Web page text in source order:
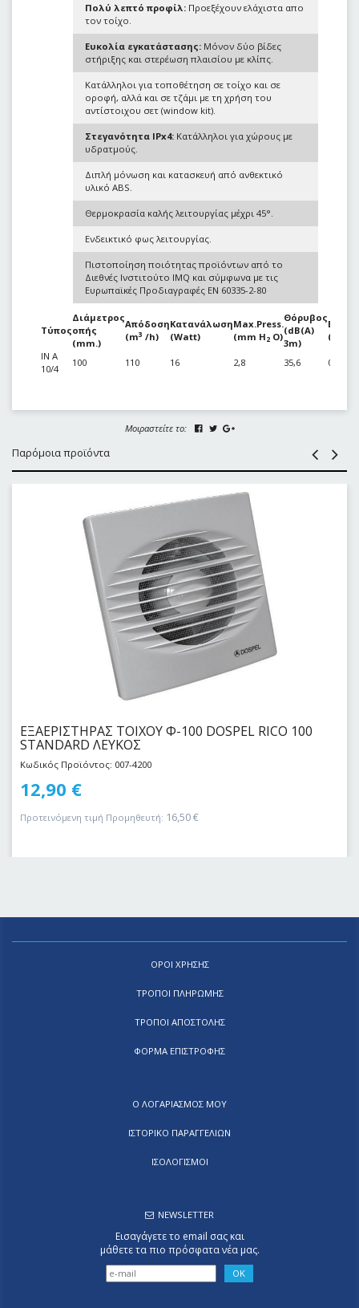
Πολύ λεπτό προφίλ: Προεξέχουν ελάχιστα απο
τον τοίχο.
Ευκολία εγκατάστασης: Μόνον δύο βίδες
στήριξης και στερέωση πλαισίου με κλίπς.
Κατάλληλοι για τοποθέτηση σε τοίχο και σε
οροφή, αλλά και σε τζάμι με τη χρήση του
αντίστοιχου σετ (window kit).
Στεγανότητα IPx4: Κατάλληλοι για χώρους με
υδρατμούς.
Διπλή μόνωση και κατασκευή από ανθεκτικό
υλικό ABS.
Θερμοκρασία καλής λειτουργίας μέχρι 45°.
Ενδεικτικό φως λειτουργίας.
Πιστοποίηση ποιότητας προϊόντων από το
Διεθνές Ινστιτούτο IMQ και σύμφωνα με τις
Ευρωπαϊκές Προδιαγραφές EN 60335-2-80
Τύπος
Διάμετρος
οπής
(mm.)
Απόδοση
(m3 /h)
Κατανάλωση
(Watt)
Max.Press.
(mm H2 O)
Θόρυβος
(dB(A)
3m)
Βάρος
(Kg)
IN Α
10/4
100 110 16 2,8 35,6 0,6
Μοιραστείτε το:
Παρόμοια προϊόντα
ΕΞΑΕΡΙΣΤΗΡΑΣ ΤΟΙΧΟΥ Φ-100 DOSPEL RICO 100
STANDARD ΛΕΥΚΟΣ
Κωδικός Προϊόντος: 007-4200
12,90 €
Προτεινόμενη τιμή Προμηθευτή: 16,50€
ΟΡΟΙ ΧΡΗΣΗΣ
ΤΡΟΠΟΙ ΠΛΗΡΩΜΗΣ
ΤΡΟΠΟΙ ΑΠΟΣΤΟΛΗΣ
ΦΟΡΜΑ ΕΠΙΣΤΡΟΦΗΣ
Ο ΛΟΓΑΡΙΑΣΜΟΣ ΜΟΥ
ΙΣΤΟΡΙΚΟ ΠΑΡΑΓΓΕΛΙΩΝ
ΙΣΟΛΟΓΙΣΜΟΙ
NEWSLETTER
Εισαγάγετε το email σας και
μάθετε τα πιο πρόσφατα νέα μας.